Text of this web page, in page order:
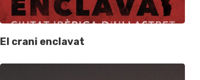
El crani enclavat